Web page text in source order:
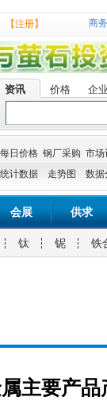
【注册】 商
资讯 价格 企
每日价格 钢厂采购 市场
统计数据
走势图 数据
会展 供求
钛 铌 铁
主要产